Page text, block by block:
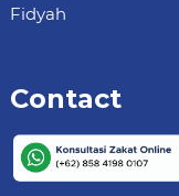
Fidyah
Contact